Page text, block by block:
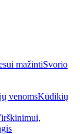
mažintiSvorio
venomsKūdikių